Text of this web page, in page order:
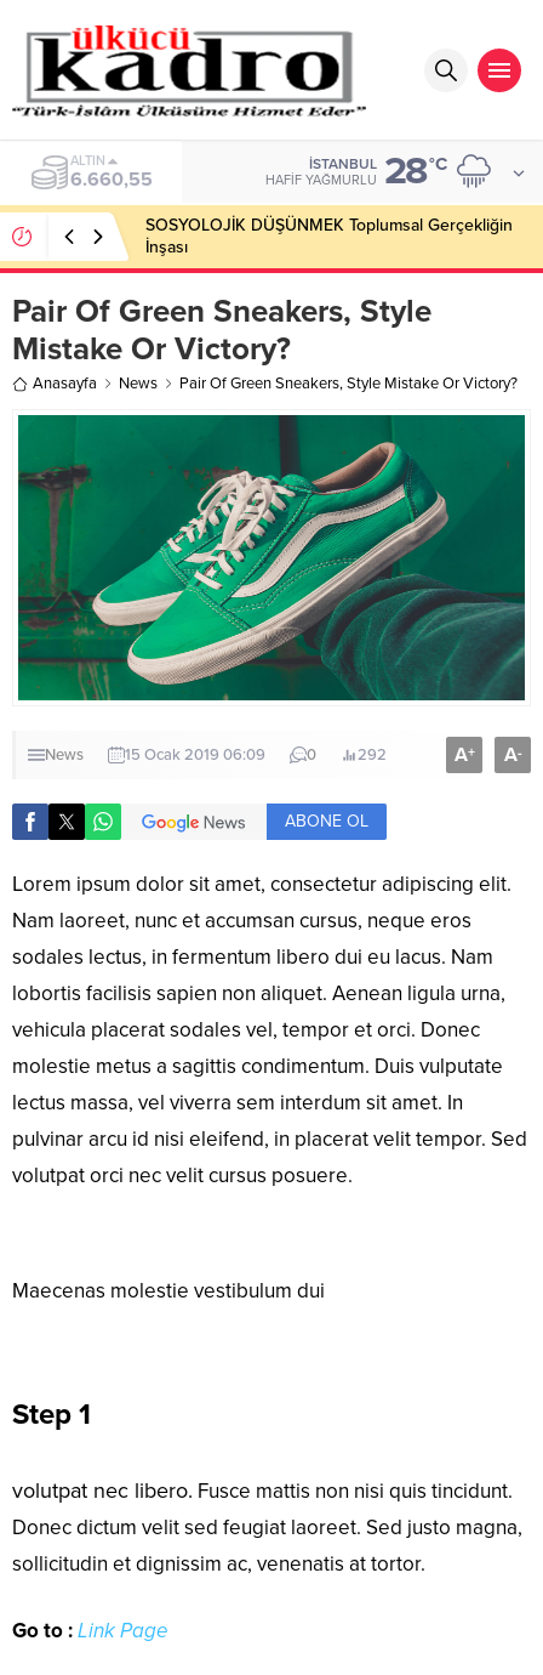
BIST
13.779,39
İSTANBUL
HAFIF YAĞMURLU 28°C
SOSYOLOJİK DÜŞÜNMEK Toplumsal Gerçekliğin
İnşası
Pair Of Green Sneakers, Style
Mistake Or Victory?
Anasayfa News Pair Of Green Sneakers, Style Mistake Or Victory?
News 15 Ocak 2019 06:09 0 292 A+ A-
ABONE OL
Lorem ipsum dolor sit amet, consectetur adipiscing elit.
Nam laoreet, nunc et accumsan cursus, neque eros
sodales lectus, in fermentum libero dui eu lacus. Nam
lobortis facilisis sapien non aliquet. Aenean ligula urna,
vehicula placerat sodales vel, tempor et orci. Donec
molestie metus a sagittis condimentum. Duis vulputate
lectus massa, vel viverra sem interdum sit amet. In
pulvinar arcu id nisi eleifend, in placerat velit tempor. Sed
volutpat orci nec velit cursus posuere.
Maecenas molestie vestibulum dui
Step 1
volutpat nec libero. Fusce mattis non nisi quis tincidunt.
Donec dictum velit sed feugiat laoreet. Sed justo magna,
sollicitudin et dignissim ac, venenatis at tortor.
Go to :Link Page